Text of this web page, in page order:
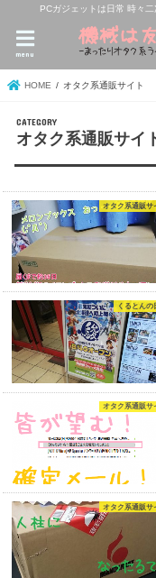
PCガジェットは日常 時々
menu
HOME オタク系通販サイト
オタク系通販サイ
オタク系通販サ
くるとんの
オタク系通販サ
オタク系通販サ